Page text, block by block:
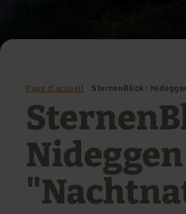
Page d'accueil SternenBlick:
Nideggen